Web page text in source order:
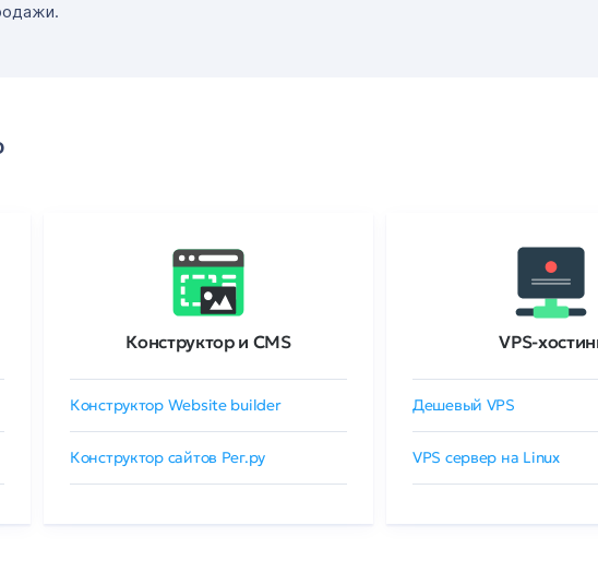
Конструктор и CMS
Конструктор Website builder
Конструктор сайтов Рег.ру
VPS-
Дешевый VPS
VPS сервер на Linux